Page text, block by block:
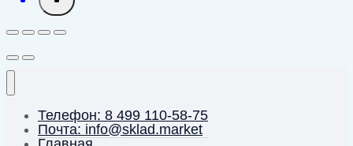
Телефон: 8 499 110-58-75
Почта: info@sklad.market